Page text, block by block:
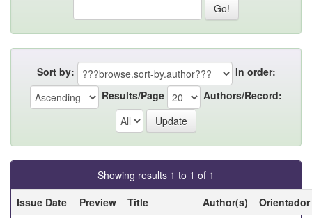
Sort by:
In order:
Results/Page
Authors/Record:
Showing results 1 to 1 of 1
Issue Date
Preview Title Author(s)
Orientador